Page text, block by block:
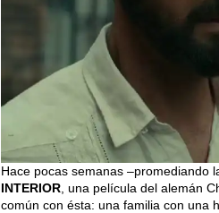
Hace pocas semanas –promediando
INTERIOR , una película del alemán
común con ésta: una familia con una